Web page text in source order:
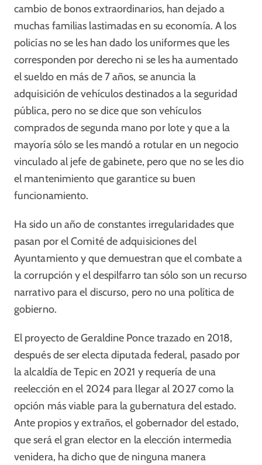
cambio de bonos extraordinarios, han dejado a
muchas familias lastimadas en su economía. A los
policías no se les han dado los uniformes que les
corresponden por derecho ni se les ha aumentado
el sueldo en más de 7 años, se anuncia la
adquisición de vehículos destinados a la seguridad
pública, pero no se dice que son vehículos
comprados de segunda mano por lote y que a la
mayoría sólo se les mandó a rotular en un negocio
vinculado al jefe de gabinete, pero que no se les dio
el mantenimiento que garantice su buen
funcionamiento.
Ha sido un año de constantes irregularidades que
pasan por el Comité de adquisiciones del
Ayuntamiento y que demuestran que el combate a
la corrupción y el despilfarro tan sólo son un recurso
narrativo para el discurso, pero no una política de
gobierno.
El proyecto de Geraldine Ponce trazado en 2018,
después de ser electa diputada federal, pasado por
la alcaldía de Tepic en 2021 y requería de una
reelección en el 2024 para llegar al 2027 como la
opción más viable para la gubernatura del estado.
Ante propios y extraños, el gobernador del estado,
que será el gran elector en la elección intermedia
venidera, ha dicho que de ninguna manera